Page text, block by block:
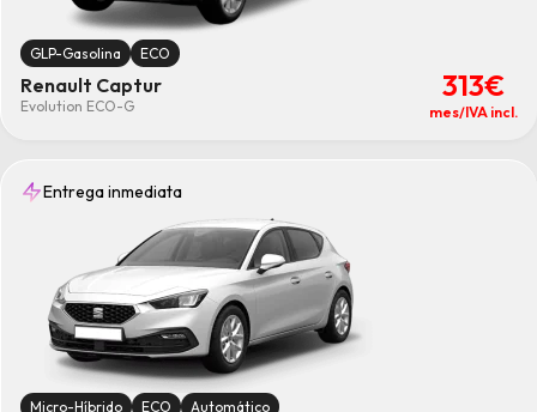
GLP-Gasolina ECO
Renault Captur
Evolution ECO-G
313€
mes/IVA incl.
Entrega inmediata
Micro-Híbrido ECO Automático